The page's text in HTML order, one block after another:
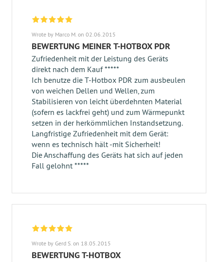
Wrote by Marco M. on 02.06.2015
BEWERTUNG MEINER T-HOTBOX PDR
Zufriedenheit mit der Leistung des Geräts
direkt nach dem Kauf *****
Ich benutze die T-Hotbox PDR zum ausbeulen
von weichen Dellen und Wellen, zum
Stabilisieren von leicht überdehnten Material
(sofern es lackfrei geht) und zum Wärmepunkt
setzen in der herkömmlichen Instandsetzung.
Langfristige Zufriedenheit mit dem Gerät:
wenn es technisch hält -mit Sicherheit!
Die Anschaffung des Geräts hat sich auf jeden
Fall gelohnt *****
Wrote by Gerd S. on 18.05.2015
BEWERTUNG T-HOTBOX